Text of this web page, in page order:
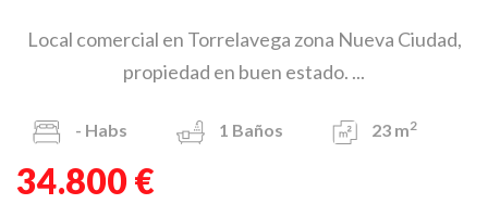
Local comercial en Torrelavega zona Nueva Ciudad,
propiedad en buen estado. ...
- Habs 1 Baños 23 m2
34.800 €